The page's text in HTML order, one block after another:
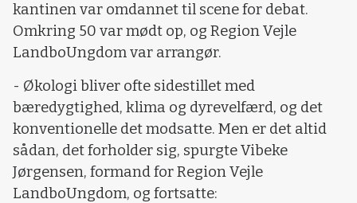
kantinen var omdannet til scene for debat.
Omkring 50 var mødt op, og Region Vejle
LandboUngdom var arrangør.
- Økologi bliver ofte sidestillet med
bæredygtighed, klima og dyrevelfærd, og det
konventionelle det modsatte. Men er det altid
sådan, det forholder sig, spurgte Vibeke
Jørgensen, formand for Region Vejle
LandboUngdom, og fortsatte: